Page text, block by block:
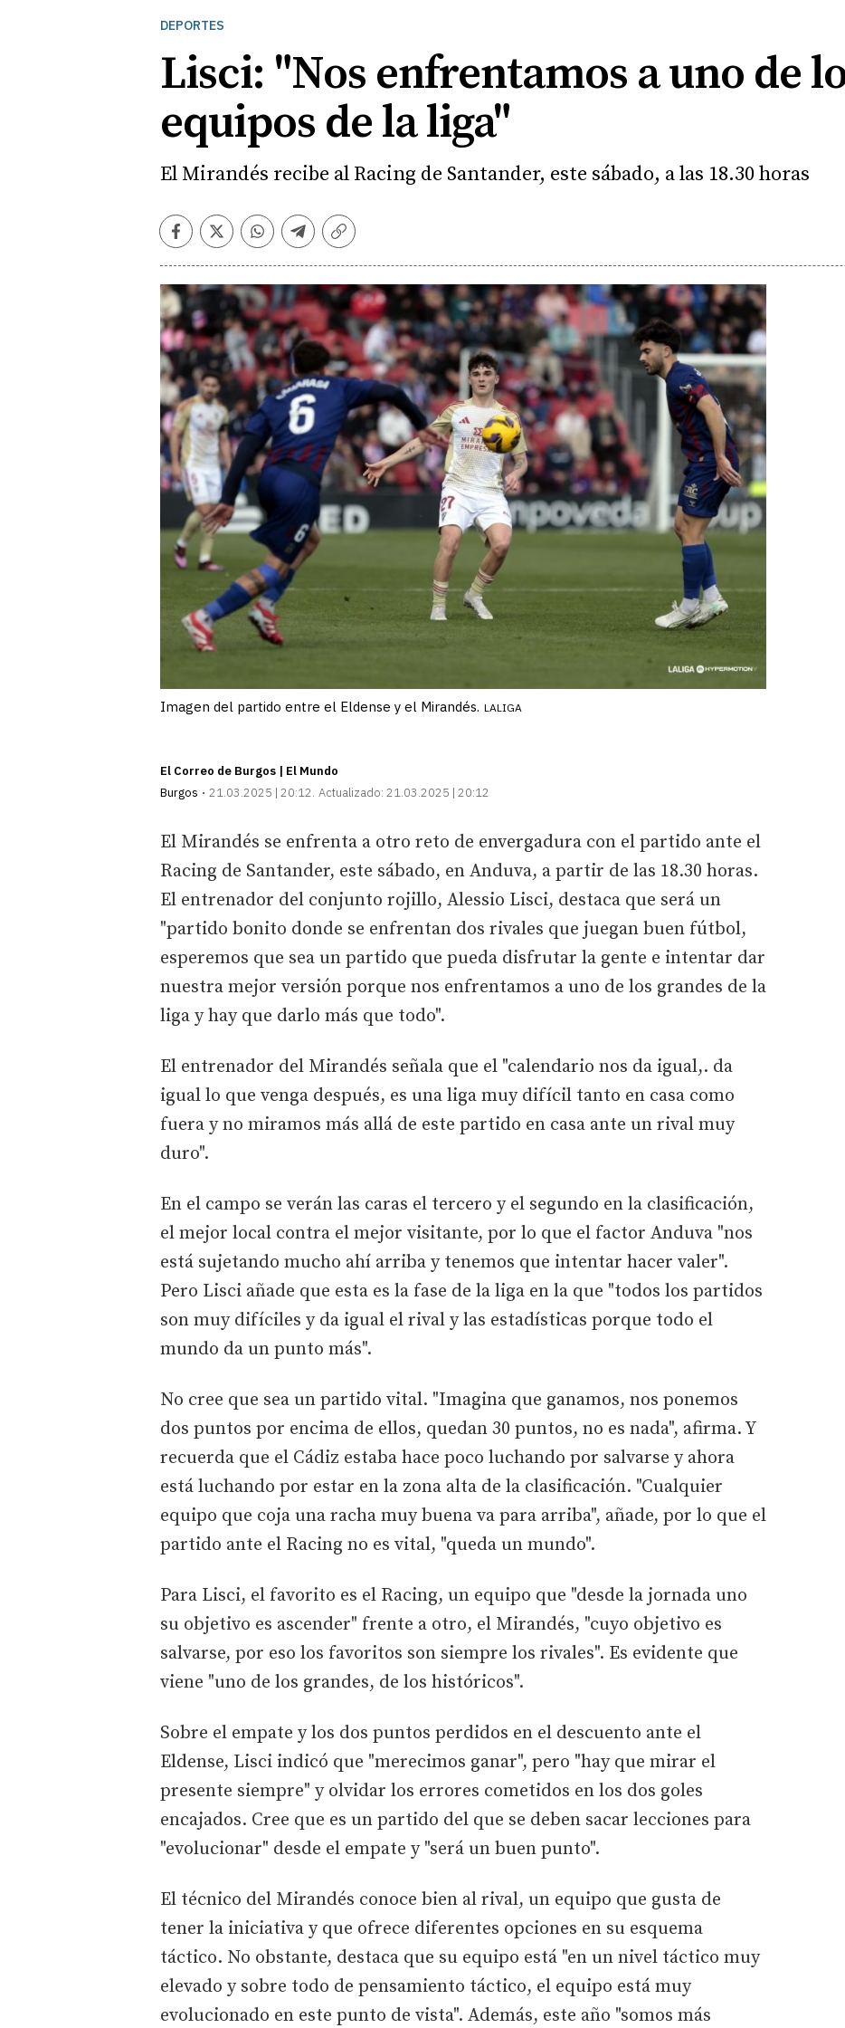
DEPORTES
Lisci: "Nos enfrentamos a uno de
equipos de la liga"
El Mirandés recibe al Racing de Santander, este sábado, a las 18.30 horas
Facebook
TwitterWhatsapp
Telegram
Copiar
Imagen del partido entre el Eldense y el Mirandés. LALIGA
El Correo de Burgos | El Mundo
Burgos
21.03.2025 | 20:12 Actualizado: 21.03.2025 | 20:12
El Mirandés se enfrenta a otro reto de envergadura con el partido ante el
Racing de Santander, este sábado, en Anduva, a partir de las 18.30 horas.
El entrenador del conjunto rojillo, Alessio Lisci, destaca que será un
"partido bonito donde se enfrentan dos rivales que juegan buen fútbol,
esperemos que sea un partido que pueda disfrutar la gente e intentar dar
nuestra mejor versión porque nos enfrentamos a uno de los grandes de la
liga y hay que darlo más que todo".
El entrenador del Mirandés señala que el "calendario nos da igual,. da
igual lo que venga después, es una liga muy difícil tanto en casa como
fuera y no miramos más allá de este partido en casa ante un rival muy
duro".
En el campo se verán las caras el tercero y el segundo en la clasificación,
el mejor local contra el mejor visitante, por lo que el factor Anduva "nos
está sujetando mucho ahí arriba y tenemos que intentar hacer valer".
Pero Lisci añade que esta es la fase de la liga en la que "todos los partidos
son muy difíciles y da igual el rival y las estadísticas porque todo el
mundo da un punto más".
No cree que sea un partido vital. "Imagina que ganamos, nos ponemos
dos puntos por encima de ellos, quedan 30 puntos, no es nada", afirma. Y
recuerda que el Cádiz estaba hace poco luchando por salvarse y ahora
está luchando por estar en la zona alta de la clasificación. "Cualquier
equipo que coja una racha muy buena va para arriba", añade, por lo que el
partido ante el Racing no es vital, "queda un mundo".
Para Lisci, el favorito es el Racing, un equipo que "desde la jornada uno
su objetivo es ascender" frente a otro, el Mirandés, "cuyo objetivo es
salvarse, por eso los favoritos son siempre los rivales". Es evidente que
viene "uno de los grandes, de los históricos".
Sobre el empate y los dos puntos perdidos en el descuento ante el
Eldense, Lisci indicó que "merecimos ganar", pero "hay que mirar el
presente siempre" y olvidar los errores cometidos en los dos goles
encajados. Cree que es un partido del que se deben sacar lecciones para
"evolucionar" desde el empate y "será un buen punto".
El técnico del Mirandés conoce bien al rival, un equipo que gusta de
tener la iniciativa y que ofrece diferentes opciones en su esquema
táctico. No obstante, destaca que su equipo está "en un nivel táctico muy
elevado y sobre todo de pensamiento táctico, el equipo está muy
evolucionado en este punto de vista". Además, este año "somos más